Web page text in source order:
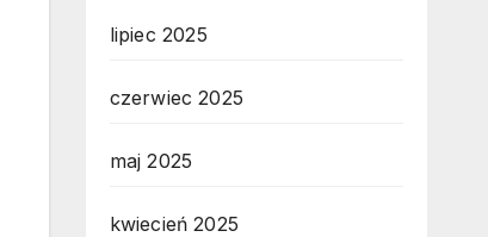
lipiec 2025
czerwiec 2025
maj 2025
kwiecień 2025